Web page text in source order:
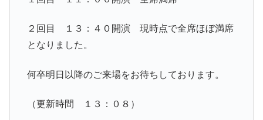
２回目 １３：４０開演 現時点で全席ほぼ満席
となりました。
何卒明日以降のご来場をお待ちしております。
（更新時間 １３：０８）